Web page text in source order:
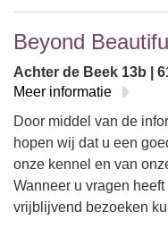
Beyond
Achter de Beek 13b |
Meer informatie
Door middel van de
hopen wij dat u een
onze kennel en van
Wanneer u vragen
vrijblijvend bezoeken